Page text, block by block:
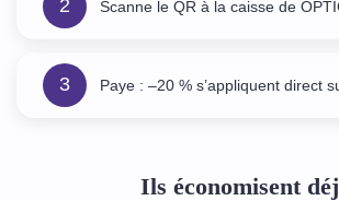
2 Scanne le QR à la caisse de
3 Paye : –20 % s’appliquent direct
Ils économisent